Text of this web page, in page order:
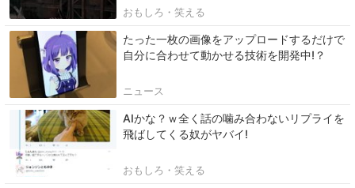
おもしろ・笑える
たった一枚の画像をアップロードするだけで
自分に合わせて動かせる技術を開発中!？
ニュース
AIかな？ｗ全く話の噛み合わないリプライを
飛ばしてくる奴がヤバイ!
おもしろ・笑える